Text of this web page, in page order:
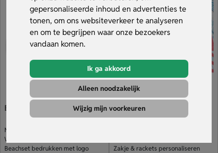
gepersonaliseerde inhoud en advertenties te
tonen, om ons websiteverkeer te analyseren
en om te begrijpen waar onze bezoekers
vandaan komen.
Ik ga akkoord
Alleen noodzakelijk
Wijzig mijn voorkeuren
merk aan ontspanning, plezier en actieve momenten. Bekijk
het assortiment.
Beach tennis set
Meest verkochte strandtennis set
Witte rackets & handvat in kleur
Beachset bedrukken met logo
Houten strandtennis set
Zakje & rackets personaliseren